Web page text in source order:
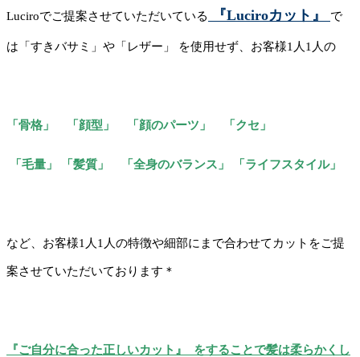
Luciroでご提案させていただいている 『Luciroカット』 で
は「すきバサミ」や「レザー」 を使用せず、お客様1人1人の
「骨格」 「顔型」 「顔のパーツ」 「クセ」
「毛量」 「髪質」 「全身のバランス」 「ライフスタイル」
など、お客様1人1人の特徴や細部にまで合わせてカットをご提
案させていただいております＊
『ご自分に合った正しいカット』 をすることで髪は柔らかくし